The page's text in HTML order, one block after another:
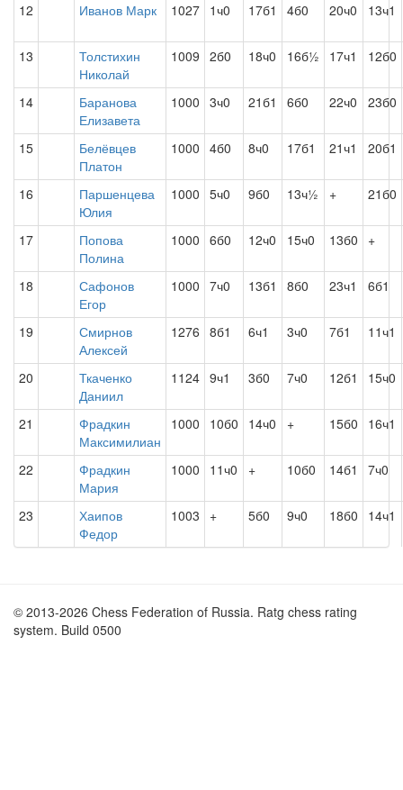
12 Иванов Марк 1027 1ч0 17б1 4б0 20ч0 13ч1
13
Толстихин
Николай
1009 2б0 18ч0 16б½ 17ч1 12б0
14
Баранова
Елизавета
1000 3ч0 21б1 6б0 22ч0 23б0
15
Белёвцев
Платон
1000 4б0 8ч0 17б1 21ч1 20б1
16
Паршенцева
Юлия
1000 5ч0 9б0 13ч½ + 21б0
17
Попова
Полина
1000 6б0 12ч0 15ч0 13б0 +
18
Сафонов
Егор
1000 7ч0 13б1 8б0 23ч1 6б1
19
Смирнов
Алексей
1276 8б1 6ч1 3ч0 7б1 11ч1
20
Ткаченко
Даниил
1124 9ч1 3б0 7ч0 12б1 15ч0
21
Фрадкин
Максимилиан
1000 10б0 14ч0 + 15б0 16ч1
22
Фрадкин
Мария
1000 11ч0 + 10б0 14б1 7ч0
23
Хаипов
Федор
1003 + 5б0 9ч0 18б0 14ч1
© 2013-2026 Chess Federation of Russia. Ratg chess rating
system. Build 0500